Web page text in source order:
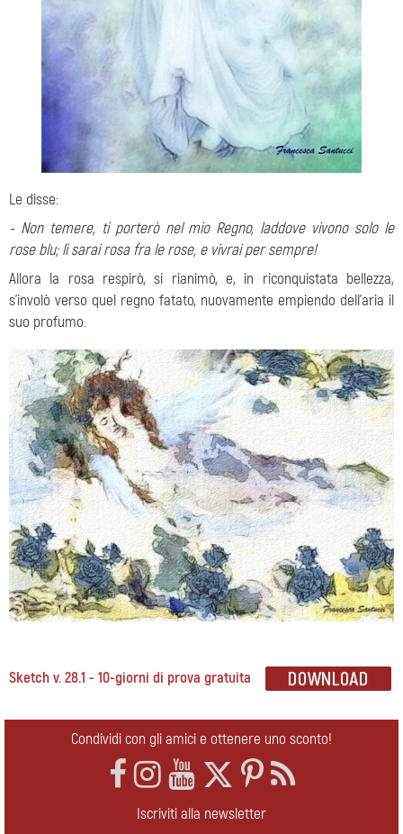
Le disse:
- Non temere, ti porterò nel mio Regno, laddove vivono solo le
rose blu; lì sarai rosa fra le rose, e vivrai per sempre!
Allora la rosa respirò, si rianimò, e, in riconquistata bellezza,
s’involò verso quel regno fatato, nuovamente empiendo dell’aria il
suo profumo.
Sketch v. 28.1 - 10-giorni di prova gratuita
Condividi con gli amici e ottenere uno sconto!
Iscriviti alla newsletter